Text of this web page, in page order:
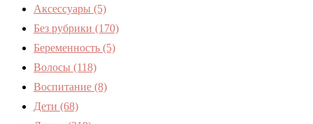
Аксессуары (5)
Без рубрики (170)
Беременность (5)
Волосы (118)
Воспитание (8)
Дети (68)